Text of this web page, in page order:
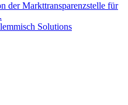
der Markttransparenzstelle für
Solutions